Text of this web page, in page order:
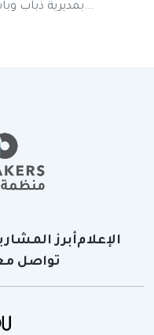
بمديرية ذباب وباب المندب، بمحافظة تعز، بدعم من...
أبرزالإعلام
تواصل